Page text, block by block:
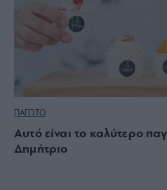
ΠΑΓΩΤΟ
Αυτό είναι το καλύτερο
Δημήτριο